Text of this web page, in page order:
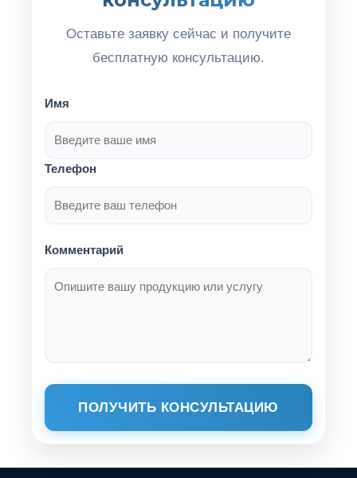
Оставьте заявку сейчас и получите
бесплатную консультацию.
Имя
Телефон
Комментарий
ПОЛУЧИТЬ КОНСУЛЬТАЦИЮ